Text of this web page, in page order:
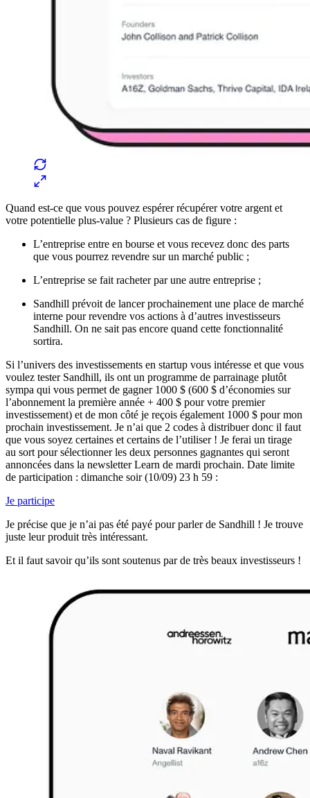
Quand est-ce que vous pouvez espérer récupérer votre argent et
votre potentielle plus-value ? Plusieurs cas de figure :
L’entreprise entre en bourse et vous recevez donc des parts
que vous pourrez revendre sur un marché public ;
L’entreprise se fait racheter par une autre entreprise ;
Sandhill prévoit de lancer prochainement une place de marché
interne pour revendre vos actions à d’autres investisseurs
Sandhill. On ne sait pas encore quand cette fonctionnalité
sortira.
Si l’univers des investissements en startup vous intéresse et que vous
voulez tester Sandhill, ils ont un programme de parrainage plutôt
sympa qui vous permet de gagner 1000 $ (600 $ d’économies sur
l’abonnement la première année + 400 $ pour votre premier
investissement) et de mon côté je reçois également 1000 $ pour mon
prochain investissement. Je n’ai que 2 codes à distribuer donc il faut
que vous soyez certaines et certains de l’utiliser ! Je ferai un tirage
au sort pour sélectionner les deux personnes gagnantes qui seront
annoncées dans la newsletter Learn de mardi prochain. Date limite
de participation : dimanche soir (10/09) 23 h 59 :
Je participe
Je précise que je n’ai pas été payé pour parler de Sandhill ! Je trouve
juste leur produit très intéressant.
Et il faut savoir qu’ils sont soutenus par de très beaux investisseurs !